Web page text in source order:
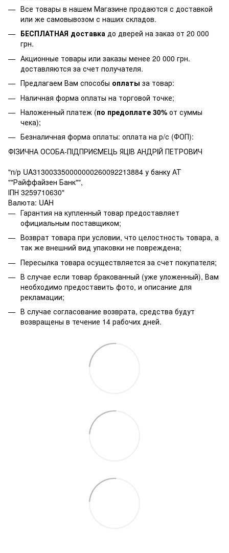
Все товары в нашем Магазине продаются с доставкой
или же самовывозом с наших складов.
БЕСПЛАТНАЯ доставка до дверей на заказ от 20 000
грн.
Акционные товары или заказы менее 20 000 грн.
доставляются за счет получателя.
Предлагаем Вам способы оплаты за товар:
Наличная форма оплаты на торговой точке;
Наложенный платеж (по предоплате 30% от суммы
чека);
Безналичная форма оплаты: оплата на р/с (ФОП):
ФІЗИЧНА ОСОБА-ПІДПРИЄМЕЦЬ ЯЦІВ АНДРІЙ ПЕТРОВИЧ
"п/р UA313003350000000260092213884 у банку АТ
""Райффайзен Банк"",
ІПН 3259710630"
Валюта: UAH
Гарантия на купленный товар предоставляет
официальным поставщиком;
Возврат товара при условии, что целостность товара, а
так же внешний вид упаковки не повреждена;
Пересылка товара осуществляется за счет покупателя;
В случае если товар бракованный (уже уложенный), Вам
необходимо предоставить фото, и описание для
рекламации;
В случае согласование возврата, средства будут
возвращены в течение 14 рабочих дней.